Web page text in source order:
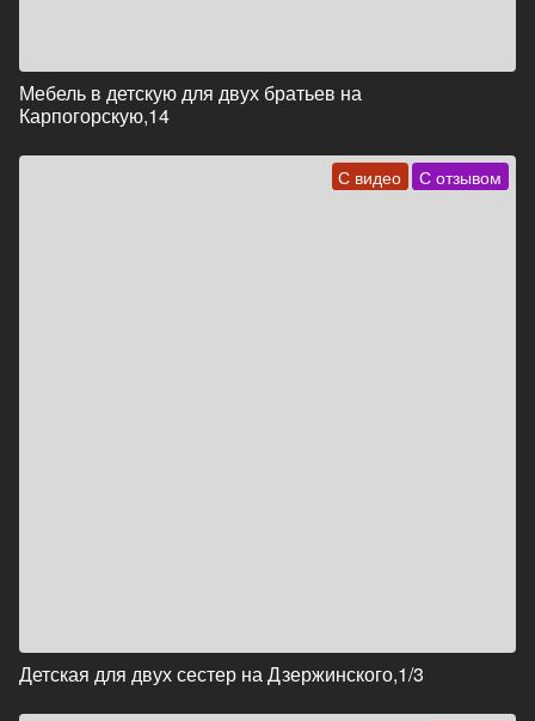
Мебель в детскую для двух братьев на
Карпогорскую,14
С видео С отзывом
Детская для двух сестер на Дзержинского,1/3